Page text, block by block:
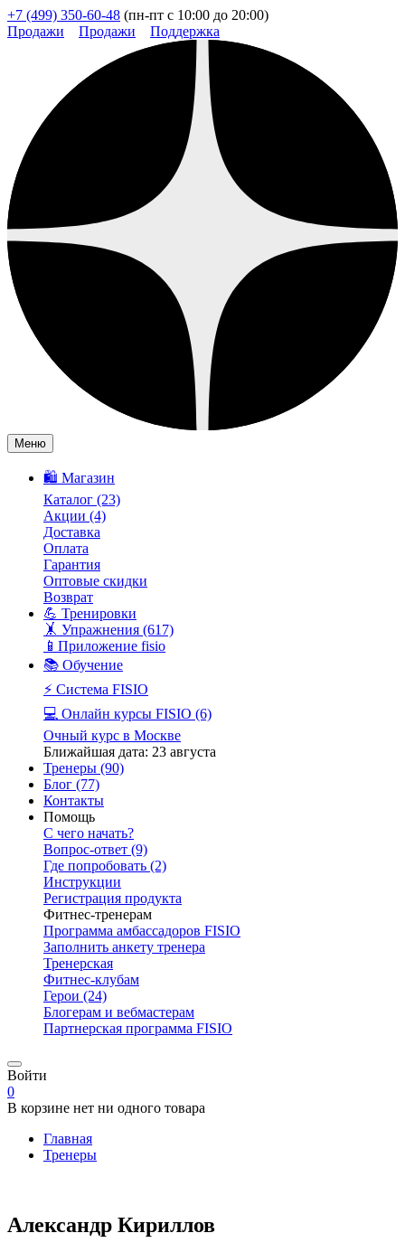
+7 (499) 350-60-48 (пн-пт с 10:00 до 20:00)
Продажи
Продажи Поддержка
Меню
🛍️ Магазин
Каталог (23)
Акции (4)
Доставка
Оплата
Гарантия
Оптовые скидки
Возврат
💪 Тренировки
🤸 Упражнения (617)
📱Приложение fisio
📚 Обучение
⚡️ Система FISIO
💻 Онлайн курсы FISIO (6)
Очный курс в Москве
Ближайшая дата: 23 августа
Тренеры (90)
Блог (77)
Контакты
Помощь
С чего начать?
Вопрос-ответ (9)
Где попробовать (2)
Инструкции
Регистрация продукта
Фитнес-тренерам
Программа амбассадоров FISIO
Заполнить анкету тренера
Тренерская
Фитнес-клубам
Герои (24)
Блогерам и вебмастерам
Партнерская программа FISIO
Войти
0
В корзине нет ни одного товара
Главная
Тренеры
Александр Кириллов